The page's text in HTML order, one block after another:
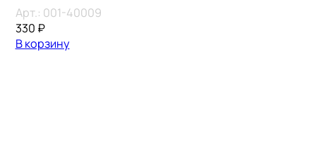
Арт.: 001-40009
330 ₽
В корзину